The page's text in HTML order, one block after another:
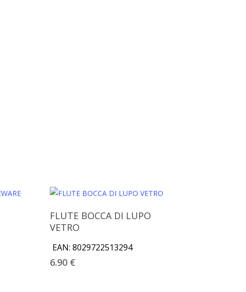
Aggiungi Al Carrello
FLUTE BOCCA DI LUPO
VETRO
EAN: 8029722513294
6.90 €